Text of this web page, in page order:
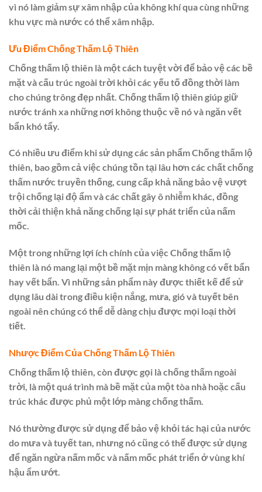
vì nó làm giảm sự xâm nhập của không khí qua cùng những
khu vực mà nước có thể xâm nhập.
Ưu Điểm Chống Thấm Lộ Thiên
Chống thấm lộ thiên là một cách tuyệt vời để bảo vệ các bề
mặt và cấu trúc ngoài trời khỏi các yếu tố đồng thời làm
cho chúng trông đẹp nhất. Chống thấm lộ thiên giúp giữ
nước tránh xa những nơi không thuộc về nó và ngăn vết
bẩn khó tẩy.
Có nhiều ưu điểm khi sử dụng các sản phẩm Chống thấm lộ
thiên, bao gồm cả việc chúng tồn tại lâu hơn các chất chống
thấm nước truyền thống, cung cấp khả năng bảo vệ vượt
trội chống lại độ ẩm và các chất gây ô nhiễm khác, đồng
thời cải thiện khả năng chống lại sự phát triển của nấm
mốc.
Một trong những lợi ích chính của việc Chống thấm lộ
thiên là nó mang lại một bề mặt mịn màng không có vết bẩn
hay vết bẩn. Vì những sản phẩm này được thiết kế để sử
dụng lâu dài trong điều kiện nắng, mưa, gió và tuyết bên
ngoài nên chúng có thể dễ dàng chịu được mọi loại thời
tiết.
Nhược Điểm Của Chống Thấm Lộ Thiên
Chống thấm lộ thiên, còn được gọi là chống thấm ngoài
trời, là một quá trình mà bề mặt của một tòa nhà hoặc cấu
trúc khác được phủ một lớp màng chống thấm.
Nó thường được sử dụng để bảo vệ khỏi tác hại của nước
do mưa và tuyết tan, nhưng nó cũng có thể được sử dụng
để ngăn ngừa nấm mốc và nấm mốc phát triển ở vùng khí
hậu ẩm ướt.